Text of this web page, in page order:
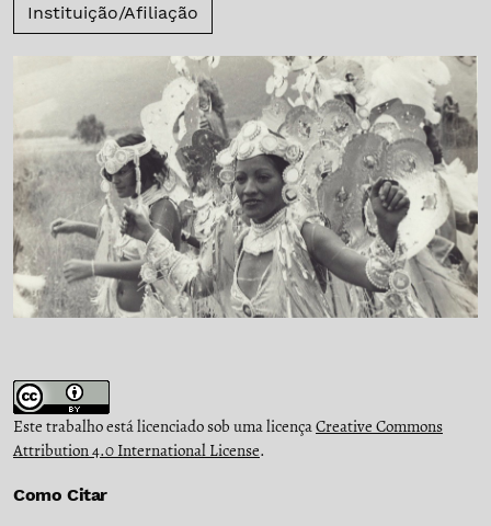
Instituição/Afiliação
Este trabalho está licenciado sob uma licençaCreative Commons
Attribution 4.0 International License.
Como Citar